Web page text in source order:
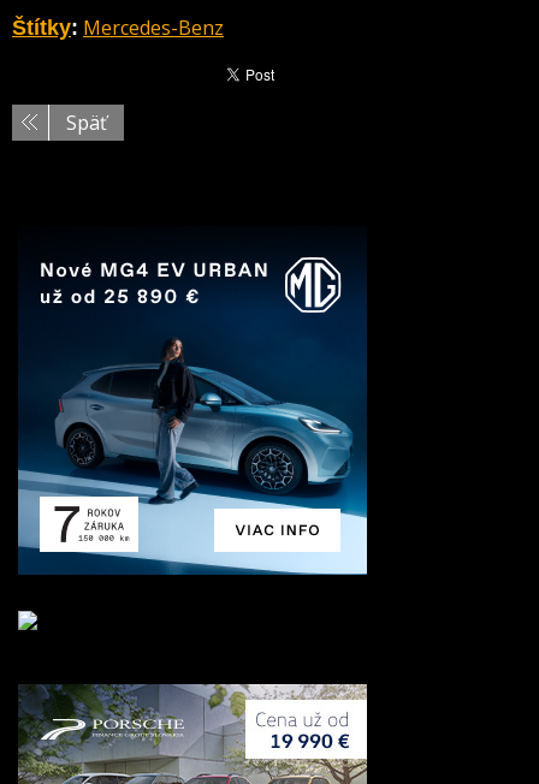
Štítky: Mercedes-Benz
Späť